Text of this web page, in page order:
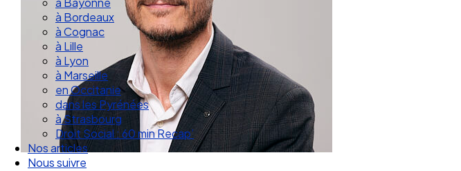
à Bordeaux
à Cognac
à Lille
à Lyon
à Marseille
en Occitanie
dans les Pyrénées
à Strasbourg
Droit Social : 60 min Recap’
Nos articles
Nous suivre